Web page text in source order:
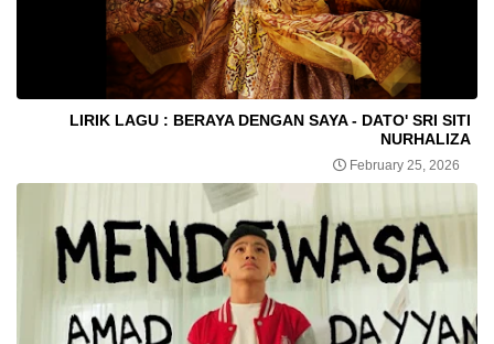
LIRIK LAGU : BERAYA DENGAN SAYA - DATO' SRI SITI
NURHALIZA
February 25, 2026